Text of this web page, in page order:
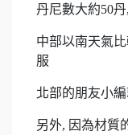
丹尼數大約50丹,
中部以南天氣
服
北部的朋友小
另外, 因為材質